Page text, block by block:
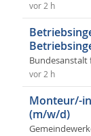
vor 2 h
vor 2 h
Monteur/-
(m/w/d)